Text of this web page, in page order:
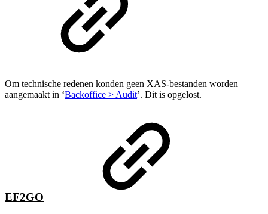
Om technische redenen konden geen XAS-bestanden worden
aangemaakt in ‘Backoffice > Audit’. Dit is opgelost.
EF2GO